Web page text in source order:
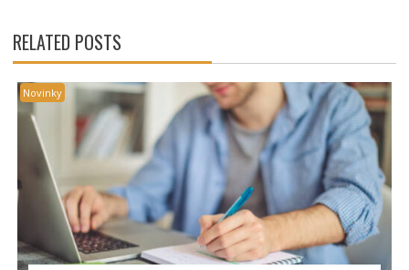
RELATED POSTS
Novinky